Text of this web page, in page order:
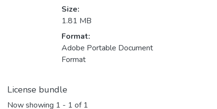
Size:
1.81 MB
Format:
Adobe Portable Document
Format
License bundle
Now showing 1 - 1 of 1